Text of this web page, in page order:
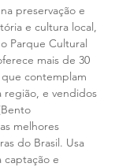
preservação e
e cultura local,
Parque Cultural
mais de 30
contemplam
região, e vendidos
melhores
do Brasil. Usa
captação e